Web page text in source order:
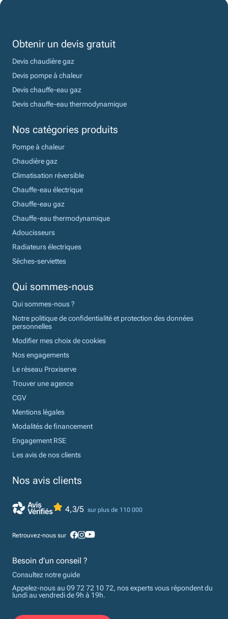
Obtenir un devis gratuit
Devis chaudière gaz
Devis pompe à chaleur
Devis chauffe-eau gaz
Devis chauffe-eau thermodynamique
Nos catégories produits
Pompe à chaleur
Chaudière gaz
Climatisation réversible
Chauffe-eau électrique
Chauffe-eau gaz
Chauffe-eau thermodynamique
Adoucisseurs
Radiateurs électriques
Sèches-serviettes
Qui sommes-nous
Qui sommes-nous ?
Notre politique de confidentialité et protection des données
personnelles
Modifier mes choix de cookies
Nos engagements
Le réseau Proxiserve
Trouver une agence
CGV
Mentions légales
Modalités de financement
Engagement RSE
Les avis de nos clients
Nos avis clients
4,3/5 sur plus de 110 000
Retrouvez-nous sur
Besoin d’un conseil ?
Consultez notre guide
Appelez-nous au 09 72 72 10 72, nos experts vous répondent du
lundi au vendredi de 9h à 19h.